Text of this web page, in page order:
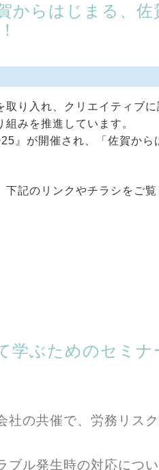
らはじまる、佐
り入れ、クリエイティブに
みを推進しています。
』が開催され、「佐賀から
記のリンクやチラシをご覧
学ぶためのセミナ
の共催で、労務リス
ブル発生時の対応につ